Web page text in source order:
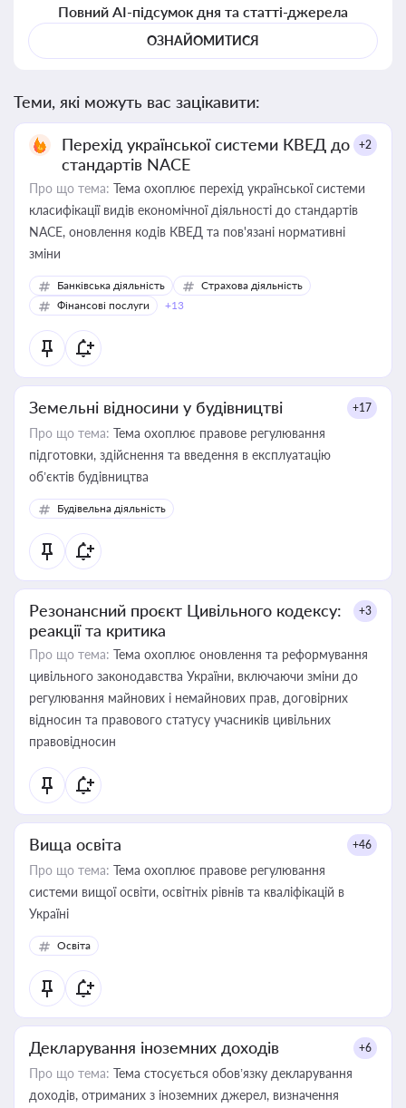
Повний AI-підсумок дня та статті-джерела
ОЗНАЙОМИТИСЯ
Теми, які можуть вас зацікавити:
Перехід української системи КВЕД до
стандартів NACE
+2
Про що тема: Тема охоплює перехід української системи
класифікації видів економічної діяльності до стандартів
NACE, оновлення кодів КВЕД та пов'язані нормативні
зміни
Банківська діяльність
Страхова діяльність
Фінансові послуги
+13
Земельні відносини у будівництві +17
Про що тема: Тема охоплює правове регулювання
підготовки, здійснення та введення в експлуатацію
об’єктів будівництва
Будівельна діяльність
Резонансний проєкт Цивільного кодексу:
реакції та критика
+3
Про що тема: Тема охоплює оновлення та реформування
цивільного законодавства України, включаючи зміни до
регулювання майнових і немайнових прав, договірних
відносин та правового статусу учасників цивільних
правовідносин
Вища освіта +46
Про що тема: Тема охоплює правове регулювання
системи вищої освіти, освітніх рівнів та кваліфікацій в
Україні
Освіта
Декларування іноземних доходів +6
Про що тема: Тема стосується обов’язку декларування
доходів, отриманих з іноземних джерел, визначення